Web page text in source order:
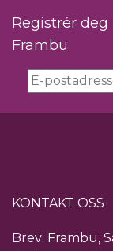
Registrér
Frambu
KONTAKT OSS
Brev: Frambu,